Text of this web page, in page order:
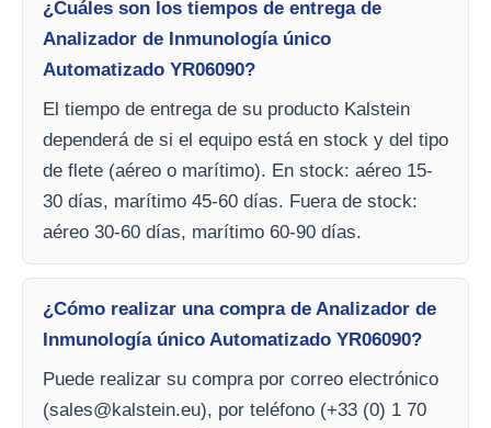
¿Cuáles son los tiempos de entrega de
Analizador de Inmunología único
Automatizado YR06090?
El tiempo de entrega de su producto Kalstein
dependerá de si el equipo está en stock y del tipo
de flete (aéreo o marítimo). En stock: aéreo 15-
30 días, marítimo 45-60 días. Fuera de stock:
aéreo 30-60 días, marítimo 60-90 días.
¿Cómo realizar una compra de Analizador de
Inmunología único Automatizado YR06090?
Puede realizar su compra por correo electrónico
(sales@kalstein.eu), por teléfono (+33 (0) 1 70